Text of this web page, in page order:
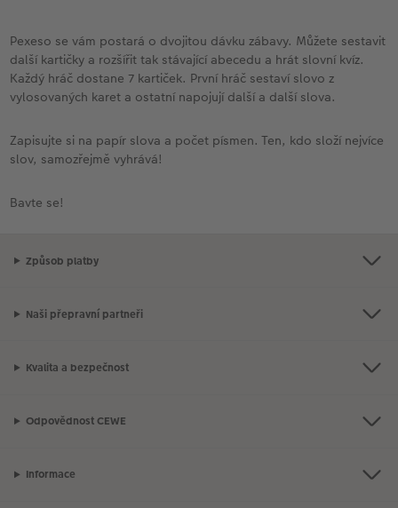
Pexeso se vám postará o dvojitou dávku zábavy. Můžete sestavit
další kartičky a rozšířit tak stávající abecedu a hrát slovní kvíz.
Každý hráč dostane 7 kartiček. První hráč sestaví slovo z
vylosovaných karet a ostatní napojují další a další slova.
Zapisujte si na papír slova a počet písmen. Ten, kdo složí nejvíce
slov, samozřejmě vyhrává!
Bavte se!
Způsob platby
Naši přepravní partneři
Kvalita a bezpečnost
Odpovědnost CEWE
Informace